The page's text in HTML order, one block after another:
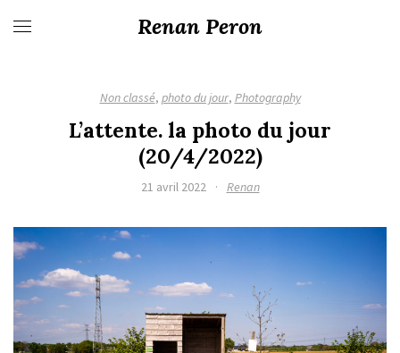
Renan Peron
Non classé, photo du jour, Photography
L’attente. la photo du jour
(20/4/2022)
21 avril 2022 · Renan